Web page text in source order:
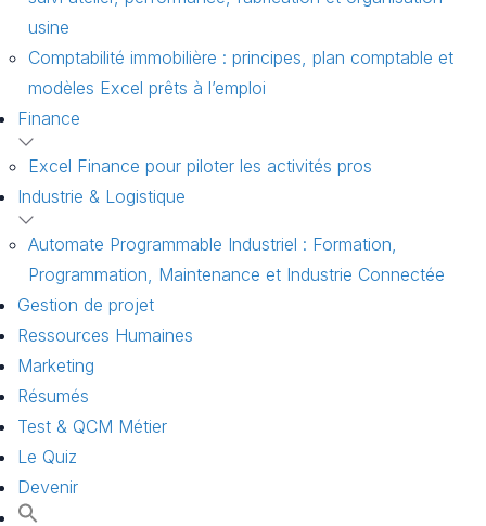
usine
Comptabilité immobilière : principes, plan comptable et
modèles Excel prêts à l’emploi
Finance
Excel Finance pour piloter les activités pros
Industrie & Logistique
Automate Programmable Industriel : Formation,
Programmation, Maintenance et Industrie Connectée
Gestion de projet
Ressources Humaines
Marketing
Résumés
Test & QCM Métier
Le Quiz
Devenir